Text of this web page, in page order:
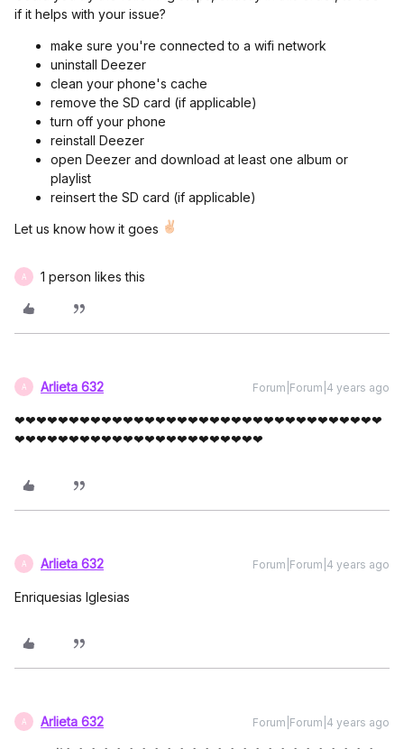
if it helps with your issue?
make sure you're connected to a wifi network
uninstall Deezer
clean your phone's cache
remove the SD card (if applicable)
turn off your phone
reinstall Deezer
open Deezer and download at least one album or
playlist
reinsert the SD card (if applicable)
Let us know how it goes
A 1 person likes this
A Arlieta 632 Forum|Forum|4 years ago
❤❤❤❤❤❤❤❤❤❤❤❤❤❤❤❤❤❤❤❤❤❤❤❤❤❤❤❤❤❤❤❤❤❤
❤❤❤❤❤❤❤❤❤❤❤❤❤❤❤❤❤❤❤❤❤❤❤
A Arlieta 632 Forum|Forum|4 years ago
Enriquesias lglesias
A Arlieta 632 Forum|Forum|4 years ago